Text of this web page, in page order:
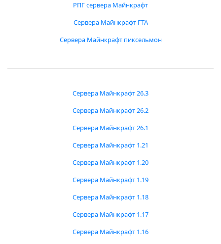
РПГ сервера Майнкрафт
Сервера Майнкрафт ГТА
Сервера Майнкрафт пиксельмон
Сервера Майнкрафт 26.3
Сервера Майнкрафт 26.2
Сервера Майнкрафт 26.1
Сервера Майнкрафт 1.21
Сервера Майнкрафт 1.20
Сервера Майнкрафт 1.19
Сервера Майнкрафт 1.18
Сервера Майнкрафт 1.17
Сервера Майнкрафт 1.16